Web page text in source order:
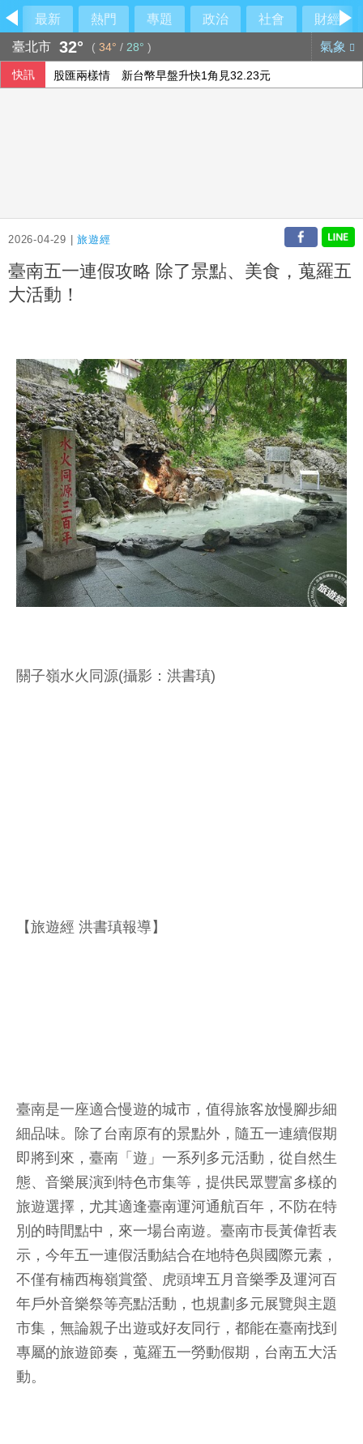
最新 熱門 專題 政治 社會
財經
臺北市 32° ( 34° / 28° ) 氣象
快訊 股匯兩樣情 新台幣早盤升快1角見32.23元
2026-04-29 |旅遊經
臺南五一連假攻略 除了景點、美食，蒐羅五
大活動！
關子嶺水火同源(攝影：洪書瑱)
【旅遊經 洪書瑱報導】
臺南是一座適合慢遊的城市，值得旅客放慢腳步細
細品味。除了台南原有的景點外，隨五一連續假期
即將到來，臺南「遊」一系列多元活動，從自然生
態、音樂展演到特色市集等，提供民眾豐富多樣的
旅遊選擇，尤其適逢臺南運河通航百年，不防在特
別的時間點中，來一場台南遊。臺南市長黃偉哲表
示，今年五一連假活動結合在地特色與國際元素，
不僅有楠西梅嶺賞螢、虎頭埤五月音樂季及運河百
年戶外音樂祭等亮點活動，也規劃多元展覽與主題
市集，無論親子出遊或好友同行，都能在臺南找到
專屬的旅遊節奏，蒐羅五一勞動假期，台南五大活
動。